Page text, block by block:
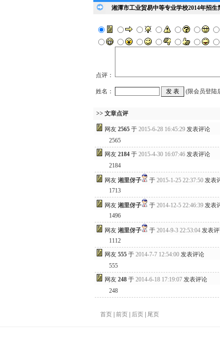
湘潭市工业贸易中等专业学校2014年招生
点评：
姓名： (限会员登陆
>> 文章点评
网友 2565 于 2015-6-28 16:45:29 发表评论
2565
网友 2184 于 2015-4-30 16:07:46 发表评论
2184
网友 湘里伢子 于 2015-1-25 22:37:50 发表
1713
网友 湘里伢子 于 2014-12-5 22:46:39 发表
1496
网友 湘里伢子 于 2014-9-3 22:53:04 发表
1112
网友 555 于 2014-7-7 12:54:00 发表评论
555
网友 248 于 2014-6-18 17:19:07 发表评论
248
首页 前页 后页 尾页